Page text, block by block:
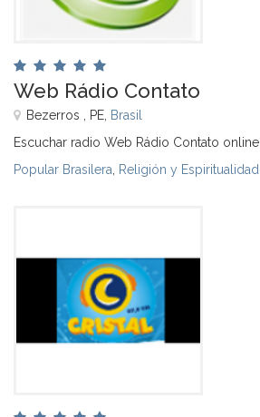
Web Rádio Contato
Bezerros , PE, Brasil
Escuchar radio Web Rádio Contato online
Popular Brasilera Religión y Espiritualidad